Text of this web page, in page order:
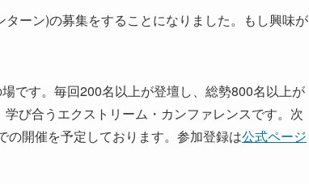
ーン)の募集をすることになりました。もし興味が
です。毎回200名以上が登壇し、総勢800名以上が
び合うエクストリーム・カンファレンスです。次
の開催を予定しております。参加登録は公式ページ